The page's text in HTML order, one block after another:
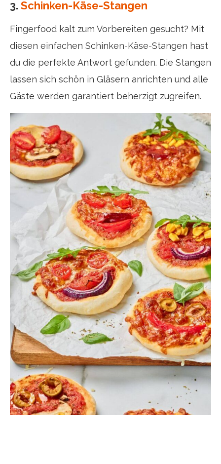
3. Schinken-Käse-Stangen
Fingerfood kalt zum Vorbereiten gesucht? Mit
diesen einfachen Schinken-Käse-Stangen hast
du die perfekte Antwort gefunden. Die Stangen
lassen sich schön in Gläsern anrichten und alle
Gäste werden garantiert beherzigt zugreifen.